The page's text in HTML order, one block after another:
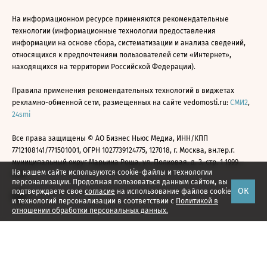
На нашем сайте используются cookie-файлы и технологии
персонализации. Продолжая пользоваться данным сайтом, вы
подтверждаете свое согласие на использование файлов cookie
и технологий персонализации в соответствии с Политикой в
отношении обработки персональных данных.
ОК
На информационном ресурсе применяются рекомендательные
технологии (информационные технологии предоставления
информации на основе сбора, систематизации и анализа сведений,
относящихся к предпочтениям пользователей сети «Интернет»,
находящихся на территории Российской Федерации).
Правила применения рекомендательных технологий в виджетах
рекламно-обменной сети, размещенных на сайте vedomosti.ru: СМИ2,
24smi
Все права защищены © АО Бизнес Ньюс Медиа, ИНН/КПП
7712108141/771501001, ОГРН 1027739124775, 127018, г. Москва, вн.тер.г.
муниципальный округ Марьина Роща, ул. Полковая, д. 3, стр. 1 1999—
2026